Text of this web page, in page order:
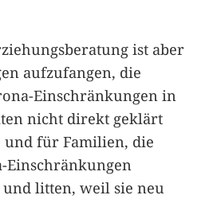
ist aber
aufzufangen, die
Einschränkungen in
nicht direkt geklärt
für Familien, die
Einschränkungen
litten, weil sie neu